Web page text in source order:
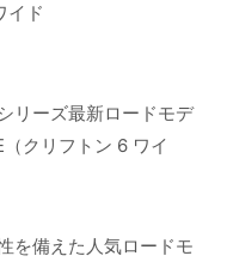
イド
リーズ最新ロードモデ
クリフトン 6 ワイ
を備えた人気ロードモ